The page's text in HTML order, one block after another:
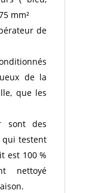
mm²
de
de la
que les
sont des
qui testent
est 100 %
nettoyé